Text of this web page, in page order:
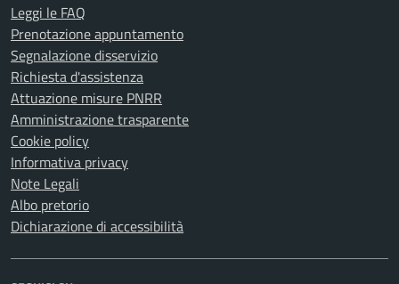
Leggi le FAQ
Prenotazione appuntamento
Segnalazione disservizio
Richiesta d'assistenza
Attuazione misure PNRR
Amministrazione trasparente
Cookie policy
Informativa privacy
Note Legali
Albo pretorio
Dichiarazione di accessibilità